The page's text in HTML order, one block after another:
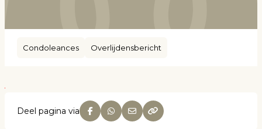
Condoleances Overlijdensbericht
Deel pagina via